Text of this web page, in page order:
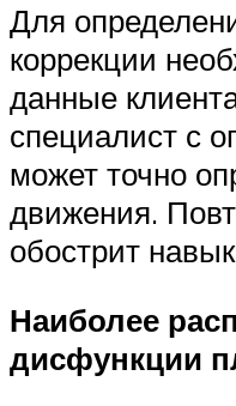
Для
коррекции
данные
специалист с
может точно
движения.
обострит
Наиболее
дисфункции